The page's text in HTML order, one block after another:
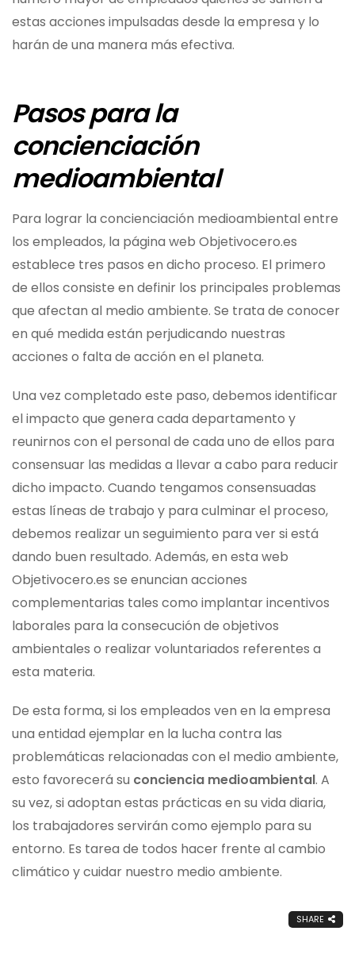
estas acciones impulsadas desde la empresa y lo
harán de una manera más efectiva.
Pasos para la
concienciación
medioambiental
Para lograr la concienciación medioambiental entre
los empleados, la página web Objetivocero.es
establece tres pasos en dicho proceso. El primero
de ellos consiste en definir los principales problemas
que afectan al medio ambiente. Se trata de conocer
en qué medida están perjudicando nuestras
acciones o falta de acción en el planeta.
Una vez completado este paso, debemos identificar
el impacto que genera cada departamento y
reunirnos con el personal de cada uno de ellos para
consensuar las medidas a llevar a cabo para reducir
dicho impacto. Cuando tengamos consensuadas
estas líneas de trabajo y para culminar el proceso,
debemos realizar un seguimiento para ver si está
dando buen resultado. Además, en esta web
Objetivocero.es se enuncian acciones
complementarias tales como implantar incentivos
laborales para la consecución de objetivos
ambientales o realizar voluntariados referentes a
esta materia.
De esta forma, si los empleados ven en la empresa
una entidad ejemplar en la lucha contra las
problemáticas relacionadas con el medio ambiente,
esto favorecerá su conciencia medioambiental. A
su vez, si adoptan estas prácticas en su vida diaria,
los trabajadores servirán como ejemplo para su
entorno. Es tarea de todos hacer frente al cambio
climático y cuidar nuestro medio ambiente.
SHARE